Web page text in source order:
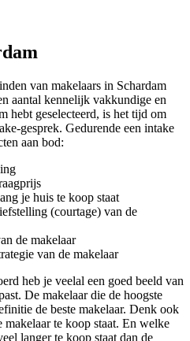
van makelaars in Schardam
aantal kennelijk vakkundige en
hebt geselecteerd, is het tijd om
gesprek. Gedurende een intake
aan bod:
je huis te koop staat
(courtage) van de
de makelaar
van de makelaar
heb je veelal een goed beeld van
De makelaar die de hoogste
de beste makelaar. Denk ook
makelaar te koop staat. En welke
langer te koop staat dan de